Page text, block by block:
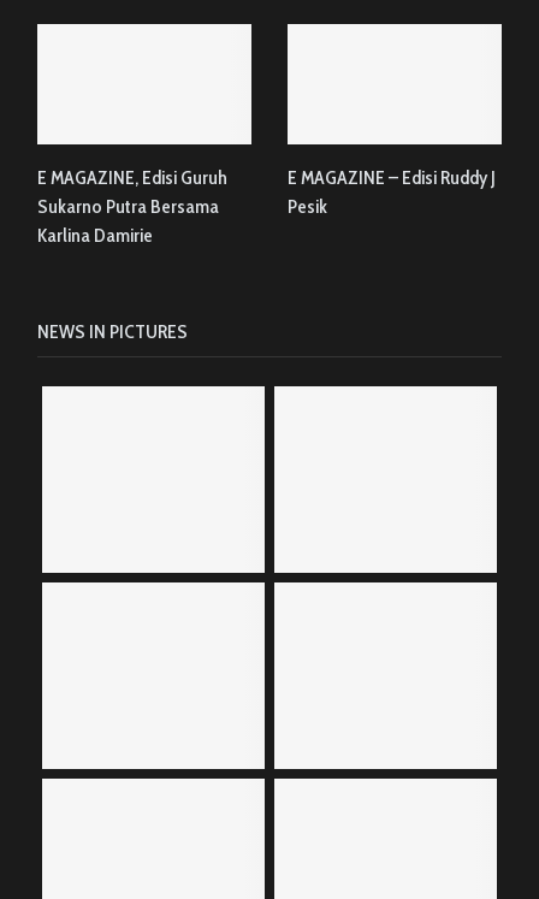
E MAGAZINE, Edisi Guruh
Sukarno Putra Bersama
Karlina Damirie
E MAGAZINE – Edisi Ruddy J
Pesik
NEWS IN PICTURES